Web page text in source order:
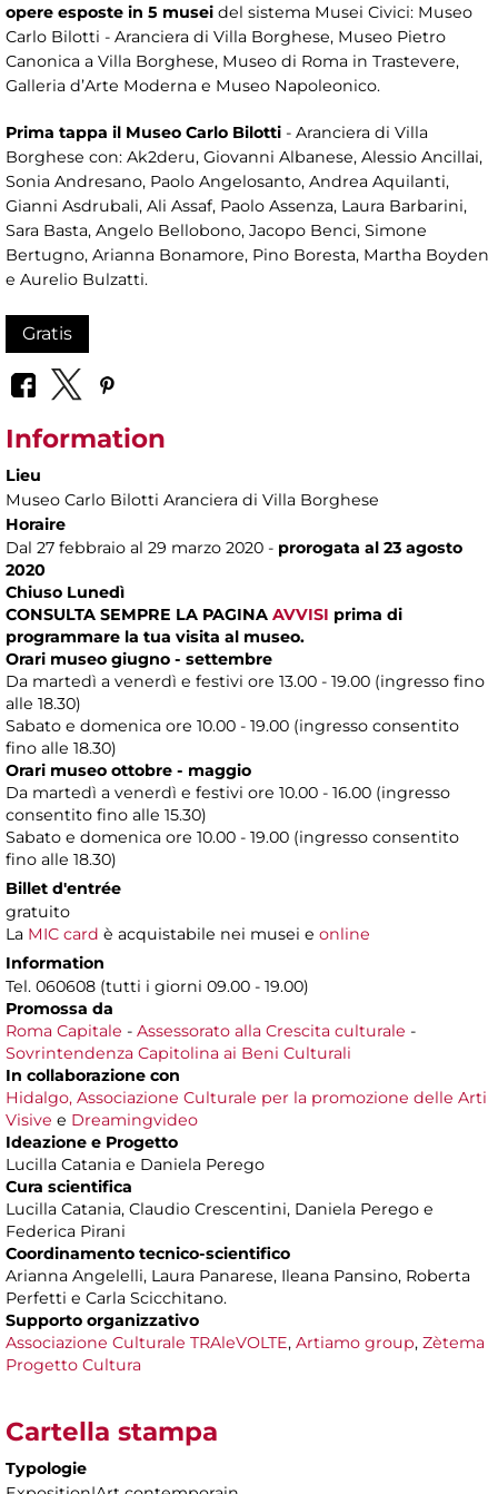
opere esposte in 5 musei del sistema Musei Civici: Museo
Carlo Bilotti - Aranciera di Villa Borghese, Museo Pietro
Canonica a Villa Borghese, Museo di Roma in Trastevere,
Galleria d’Arte Moderna e Museo Napoleonico.
Prima tappa il Museo Carlo Bilotti - Aranciera di Villa
Borghese con: Ak2deru, Giovanni Albanese, Alessio Ancillai,
Sonia Andresano, Paolo Angelosanto, Andrea Aquilanti,
Gianni Asdrubali, Ali Assaf, Paolo Assenza, Laura Barbarini,
Sara Basta, Angelo Bellobono, Jacopo Benci, Simone
Bertugno, Arianna Bonamore, Pino Boresta, Martha Boyden
e Aurelio Bulzatti.
Gratis
Information
Lieu
Museo Carlo Bilotti Aranciera di Villa Borghese
Horaire
Dal 27 febbraio al 29 marzo 2020 - prorogata al 23 agosto
2020
Chiuso Lunedì
CONSULTA SEMPRE LA PAGINA AVVISI prima di
programmare la tua visita al museo.
Orari museo giugno - settembre
Da martedì a venerdì e festivi ore 13.00 - 19.00 (ingresso fino
alle 18.30)
Sabato e domenica ore 10.00 - 19.00 (ingresso consentito
fino alle 18.30)
Orari museo ottobre - maggio
Da martedì a venerdì e festivi ore 10.00 - 16.00 (ingresso
consentito fino alle 15.30)
Sabato e domenica ore 10.00 - 19.00 (ingresso consentito
fino alle 18.30)
Billet d'entrée
gratuito
La MIC card è acquistabile nei musei e online
Information
Tel. 060608 (tutti i giorni 09.00 - 19.00)
Promossa da
Roma Capitale - Assessorato alla Crescita culturale -
Sovrintendenza Capitolina ai Beni Culturali
In collaborazione con
Hidalgo, Associazione Culturale per la promozione delle Arti
Visive e Dreamingvideo
Ideazione e Progetto
Lucilla Catania e Daniela Perego
Cura scientifica
Lucilla Catania, Claudio Crescentini, Daniela Perego e
Federica Pirani
Coordinamento tecnico-scientifico
Arianna Angelelli, Laura Panarese, Ileana Pansino, Roberta
Perfetti e Carla Scicchitano.
Supporto organizzativo
Associazione Culturale TRAleVOLTE, Artiamo group, Zètema
Progetto Cultura
Cartella stampa
Typologie